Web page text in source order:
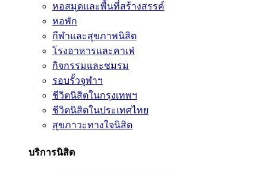
หอสมุดและพื้นที่สร้างสรรค์
หอพัก
กีฬาและสุขภาพนิสิต
โรงอาหารและคาเฟ่
กิจกรรมและชมรม
รอบรั้วจุฬาฯ
ชีวิตนิสิตในกรุงเทพฯ
ชีวิตนิสิตในประเทศไทย
สุขภาวะทางใจนิสิต
บริการนิสิต